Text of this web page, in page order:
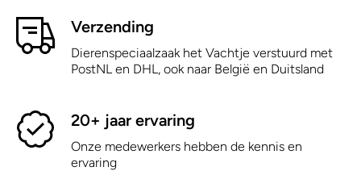
Verzending
Dierenspeciaalzaak het Vachtje verstuurd met
PostNL en DHL, ook naar België en Duitsland
20+ jaar ervaring
Onze medewerkers hebben de kennis en
ervaring